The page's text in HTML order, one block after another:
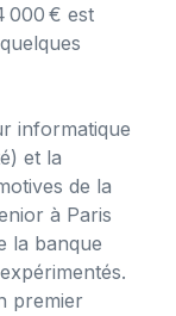
000 € est
informatique
et la
de la
à Paris
la banque
premier